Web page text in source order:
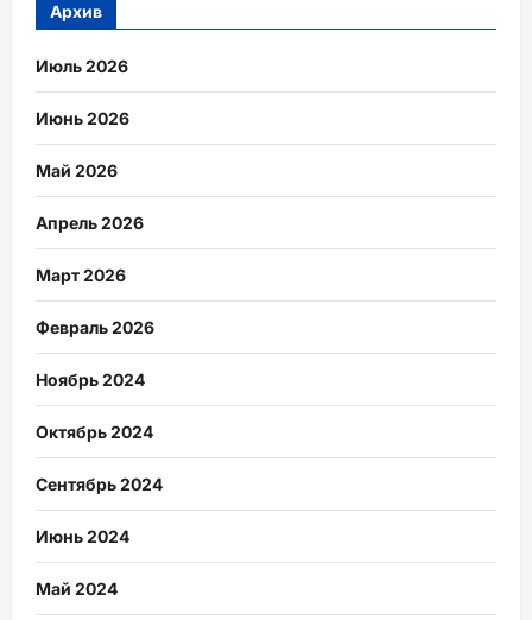
Архив
Июль 2026
Июнь 2026
Май 2026
Апрель 2026
Март 2026
Февраль 2026
Ноябрь 2024
Октябрь 2024
Сентябрь 2024
Июнь 2024
Май 2024